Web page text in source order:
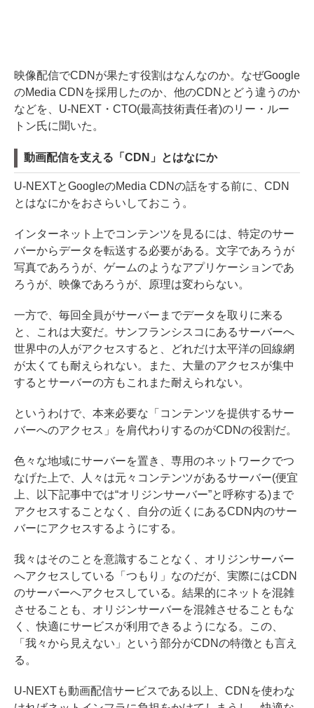
映像配信でCDNが果たす役割はなんなのか。なぜGoogle
のMedia CDNを採用したのか、他のCDNとどう違うのか
などを、U-NEXT・CTO(最高技術責任者)のリー・ルー
トン氏に聞いた。
動画配信を支える「CDN」とはなにか
U-NEXTとGoogleのMedia CDNの話をする前に、CDN
とはなにかをおさらいしておこう。
インターネット上でコンテンツを見るには、特定のサー
バーからデータを転送する必要がある。文字であろうが
写真であろうが、ゲームのようなアプリケーションであ
ろうが、映像であろうが、原理は変わらない。
一方で、毎回全員がサーバーまでデータを取りに来る
と、これは大変だ。サンフランシスコにあるサーバーへ
世界中の人がアクセスすると、どれだけ太平洋の回線網
が太くても耐えられない。また、大量のアクセスが集中
するとサーバーの方もこれまた耐えられない。
というわけで、本来必要な「コンテンツを提供するサー
バーへのアクセス」を肩代わりするのがCDNの役割だ。
色々な地域にサーバーを置き、専用のネットワークでつ
なげた上で、人々は元々コンテンツがあるサーバー(便宜
上、以下記事中では“オリジンサーバー”と呼称する)まで
アクセスすることなく、自分の近くにあるCDN内のサー
バーにアクセスするようにする。
我々はそのことを意識することなく、オリジンサーバー
へアクセスしている「つもり」なのだが、実際にはCDN
のサーバーへアクセスしている。結果的にネットを混雑
させることも、オリジンサーバーを混雑させることもな
く、快適にサービスが利用できるようになる。この、
「我々から見えない」という部分がCDNの特徴とも言え
る。
U-NEXTも動画配信サービスである以上、CDNを使わな